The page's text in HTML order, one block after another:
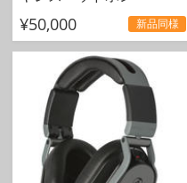
¥50,000 新品同様